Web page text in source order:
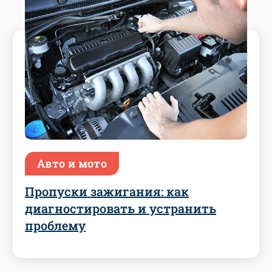
Авто и мото
Пропуски зажигания: как
диагностировать и устранить
проблему